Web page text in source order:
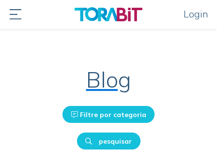
Login
Blog
Filtre por categoria
pesquisar